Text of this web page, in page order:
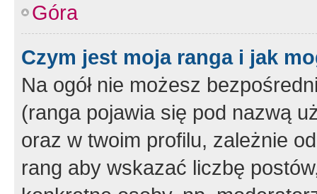
Góra
Czym jest moja ranga i jak
Na ogół nie możesz
(ranga pojawia się pod nazwą
oraz w twoim profilu, zależnie
rang aby wskazać liczbę